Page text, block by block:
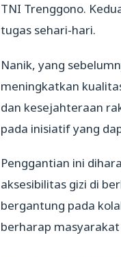
TNI Trenggono.
tugas sehari-hari.
Nanik, yang
meningkatkan
dan kesejahteraan
pada inisiatif yang
Penggantian ini
aksesibilitas gizi di
bergantung pada
berharap